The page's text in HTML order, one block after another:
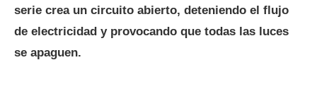
serie crea un circuito abierto, deteniendo el flujo
de electricidad y provocando que todas las luces
se apaguen.